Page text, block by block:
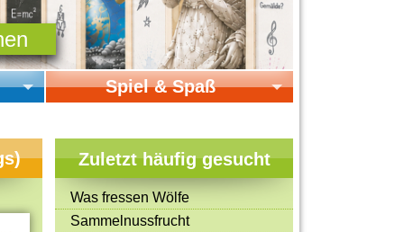
Spiel & Spaß
Online-Spiele
Mitmachen & Kreatives
Bücher & Filme
Zuletzt häufig gesucht
Was fressen Wölfe
Sammelnussfrucht